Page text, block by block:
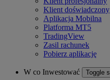
Klient doświadczony
Aplikacja Mobilna
Platforma MT5
TradingView
Zasil rachunek
Pobierz aplikację
W co Inwestować Toggle